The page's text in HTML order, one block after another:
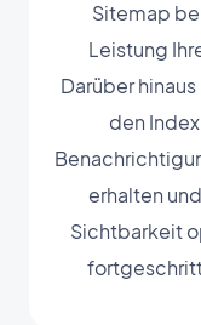
Sitemap
Leistung
Darüber
den
erhalten
Sichtbarkeit